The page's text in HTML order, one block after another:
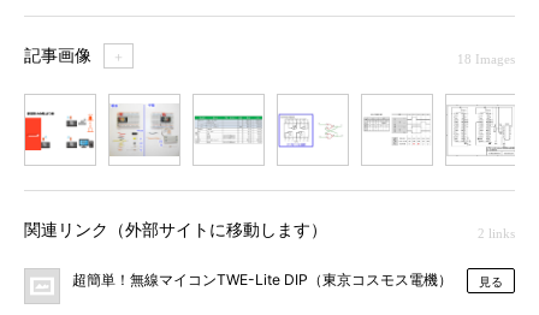
記事画像 ＋ 18 Images
関連リンク（外部サイトに移動します） 2 links
超簡単！無線マイコンTWE-Lite DIP（東京コスモス電機） 見る